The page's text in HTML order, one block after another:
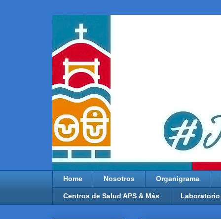
Home Nosotros Organigrama
Centros de Salud APS & Más Laboratorio